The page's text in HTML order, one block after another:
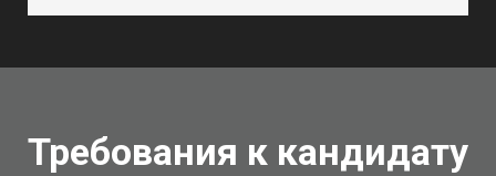
Требования к кандидату